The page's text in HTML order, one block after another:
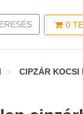
0
SEARCH
CIPZÁR KOCSI